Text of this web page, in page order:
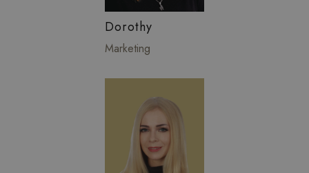
Dorothy
Marketing